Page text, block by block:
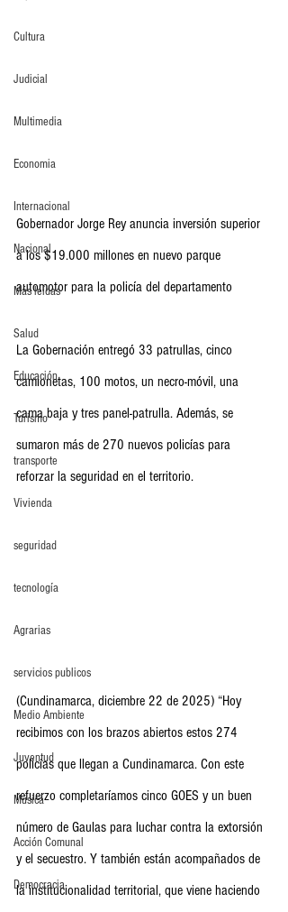
Cultura
Judicial
Multimedia
Economia
Internacional
Nacional
Más leídas
Salud
Educación
Turismo
transporte
Vivienda
seguridad
tecnología
Agrarias
servicios publicos
Medio Ambiente
Juventud
Música
Acción Comunal
Democracia
Gobernador Jorge Rey anuncia inversión superior
a los $19.000 millones en nuevo parque
automotor para la policía del departamento
La Gobernación entregó 33 patrullas, cinco
camionetas, 100 motos, un necro-móvil, una
cama baja y tres panel-patrulla. Además, se
sumaron más de 270 nuevos policías para
reforzar la seguridad en el territorio.
(Cundinamarca, diciembre 22 de 2025) “Hoy
recibimos con los brazos abiertos estos 274
policías que llegan a Cundinamarca. Con este
refuerzo completaríamos cinco GOES y un buen
número de Gaulas para luchar contra la extorsión
y el secuestro. Y también están acompañados de
la institucionalidad territorial, que viene haciendo